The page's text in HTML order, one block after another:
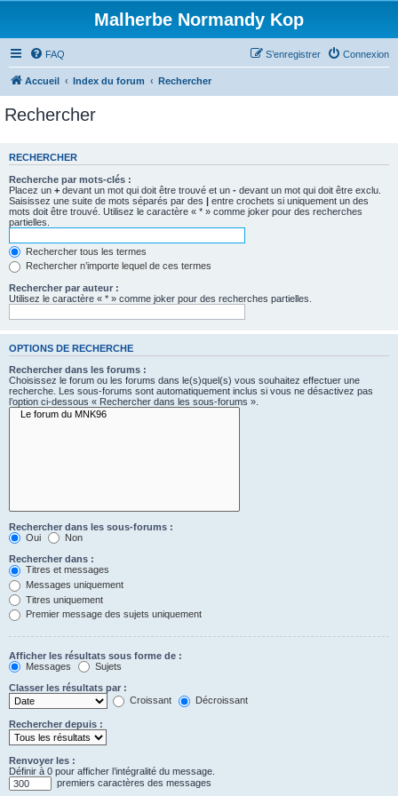
Malherbe Normandy Kop
FAQ Connexion
S’enregistrer
Accueil Index du forum Rechercher
Rechercher
RECHERCHER
Recherche par mots-clés :
Placez un + devant un mot qui doit être trouvé et un - devant un mot qui doit être exclu.
Saisissez une suite de mots séparés par des | entre crochets si uniquement un des
mots doit être trouvé. Utilisez le caractère « * » comme joker pour des recherches
partielles.
Rechercher tous les termes
Rechercher n’importe lequel de ces termes
Rechercher par auteur :
Utilisez le caractère « * » comme joker pour des recherches partielles.
OPTIONS DE RECHERCHE
Rechercher dans les forums :
Choisissez le forum ou les forums dans le(s)quel(s) vous souhaitez effectuer une
recherche. Les sous-forums sont automatiquement inclus si vous ne désactivez pas
l’option ci-dessous « Rechercher dans les sous-forums ».
Rechercher dans les sous-forums :
Oui
Non
Rechercher dans :
Titres et messages
Messages uniquement
Titres uniquement
Premier message des sujets uniquement
Afficher les résultats sous forme de :
Messages
Sujets
Classer les résultats par :
Croissant
Décroissant
Rechercher depuis :
Renvoyer les :
Définir à 0 pour afficher l’intégralité du message.
premiers caractères des messages